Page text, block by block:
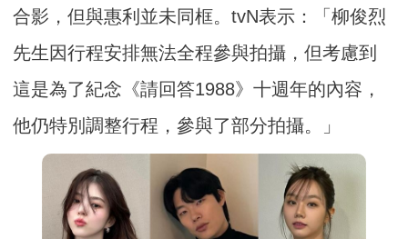
合影，但與惠利並未同框。tvN表示：「柳俊烈
先生因行程安排無法全程參與拍攝，但考慮到
這是為了紀念《請回答1988》十週年的內容，
他仍特別調整行程，參與了部分拍攝。」